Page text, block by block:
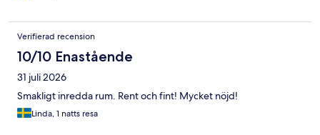
Verifierad recension
10/10 Enastående
31 juli 2026
Smakligt inredda rum. Rent och fint! Mycket nöjd!
Linda, 1 natts resa